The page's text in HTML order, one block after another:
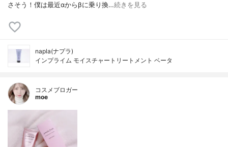
さそう！僕は最近αからβに乗り換…続きを見る
napla(ナプラ)
インプライム モイスチャートリートメント ベータ
コスメブロガー
moe